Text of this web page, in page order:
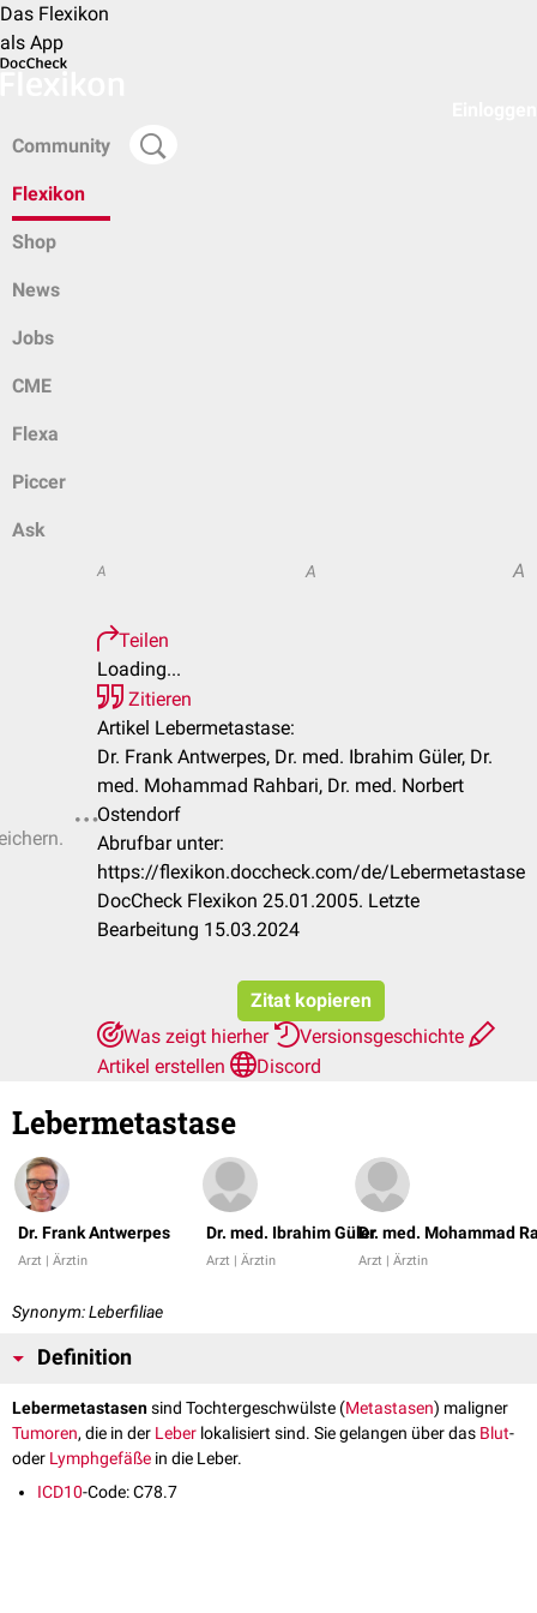
Das Flexikon
als App
Community
Flexikon
Shop
News
Jobs
CME
Flexa
Piccer
Ask
A A A
Teilen
Loading...
Zitieren
Artikel Lebermetastase:
Dr. Frank Antwerpes, Dr. med. Ibrahim Güler, Dr.
med. Mohammad Rahbari, Dr. med. Norbert
Ostendorf
Abrufbar unter:
https://flexikon.doccheck.com/de/Lebermetastase
DocCheck Flexikon 25.01.2005. Letzte
Bearbeitung 15.03.2024
Zitat kopieren
Was zeigt hierher
Versionsgeschichte
Artikel erstellen
Discord
Lebermetastase
Dr. Frank Antwerpes
Arzt | Ärztin
Dr. med. Ibrahim Güler
Arzt | Ärztin
Dr. med. Mohammad
Arzt | Ärztin
Synonym: Leberfiliae
Definition
Lebermetastasensind Tochtergeschwülste (Metastasen) maligner
Tumoren, die in der Leber lokalisiert sind. Sie gelangen über das Blut-
oder Lymphgefäße in die Leber.
ICD10-Code: C78.7